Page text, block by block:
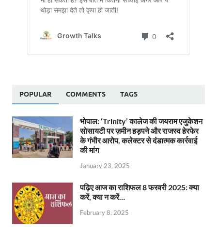
POPULAR COMMENTS TAGS
भोपाल: ‘Trinity’ कालेज की जयराम एजुकेशन
सोसायटी पर ज़मीन हड़पने और राजस्व हेरफेर
के गंभीर आरोप, कलेक्टर से दंडात्मक कार्रवाई
की मांग
January 23, 2025
पढ़िए आज का राशिफल 8 फरवरी 2025: क्या
करें, क्या न करें…
February 8, 2025